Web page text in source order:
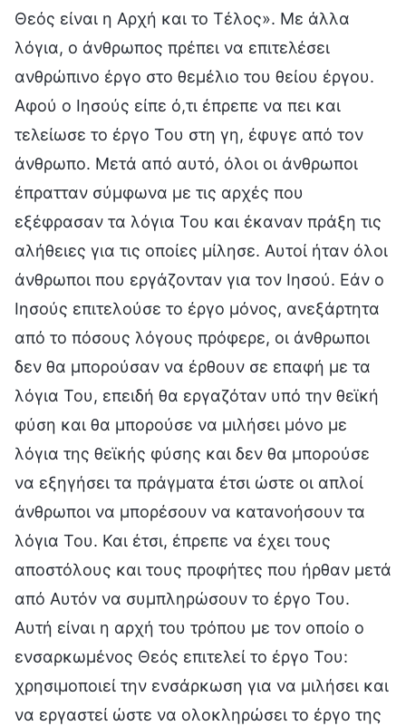
Θεός είναι η Αρχή και το Τέλος». Με άλλα
λόγια, ο άνθρωπος πρέπει να επιτελέσει
ανθρώπινο έργο στο θεμέλιο του θείου έργου.
Αφού ο Ιησούς είπε ό,τι έπρεπε να πει και
τελείωσε το έργο Του στη γη, έφυγε από τον
άνθρωπο. Μετά από αυτό, όλοι οι άνθρωποι
έπρατταν σύμφωνα με τις αρχές που
εξέφρασαν τα λόγια Του και έκαναν πράξη τις
αλήθειες για τις οποίες μίλησε. Αυτοί ήταν όλοι
άνθρωποι που εργάζονταν για τον Ιησού. Εάν ο
Ιησούς επιτελούσε το έργο μόνος, ανεξάρτητα
από το πόσους λόγους πρόφερε, οι άνθρωποι
δεν θα μπορούσαν να έρθουν σε επαφή με τα
λόγια Του, επειδή θα εργαζόταν υπό την θεϊκή
φύση και θα μπορούσε να μιλήσει μόνο με
λόγια της θεϊκής φύσης και δεν θα μπορούσε
να εξηγήσει τα πράγματα έτσι ώστε οι απλοί
άνθρωποι να μπορέσουν να κατανοήσουν τα
λόγια Του. Και έτσι, έπρεπε να έχει τους
αποστόλους και τους προφήτες που ήρθαν μετά
από Αυτόν να συμπληρώσουν το έργο Του.
Αυτή είναι η αρχή του τρόπου με τον οποίο ο
ενσαρκωμένος Θεός επιτελεί το έργο Του:
χρησιμοποιεί την ενσάρκωση για να μιλήσει και
να εργαστεί ώστε να ολοκληρώσει το έργο της